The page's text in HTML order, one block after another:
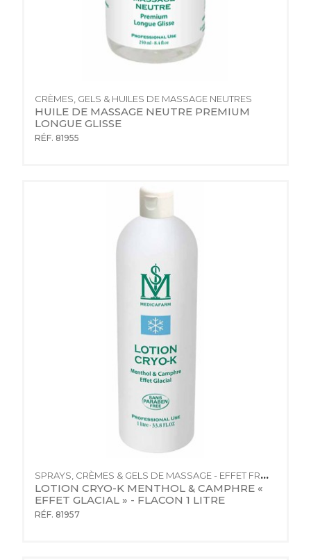
CRÈMES, GELS & HUILES DE MASSAGE NEUTRES
HUILE DE MASSAGE NEUTRE PREMIUM
LONGUE GLISSE
RÉF. 81955
SPRAYS, CRÈMES & GELS DE MASSAGE - EFFET FROID
LOTION CRYO-K MENTHOL & CAMPHRE «
EFFET GLACIAL » - FLACON 1 LITRE
RÉF. 81957